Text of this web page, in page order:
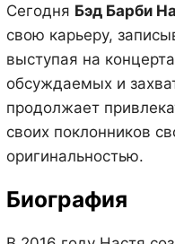
Сегодня Бэд Барби
свою карьеру,
выступая на
обсуждаемых и
продолжает
своих поклонников
оригинальностью.
Биография